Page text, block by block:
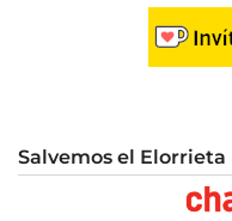
Salvemos el Elorrieta